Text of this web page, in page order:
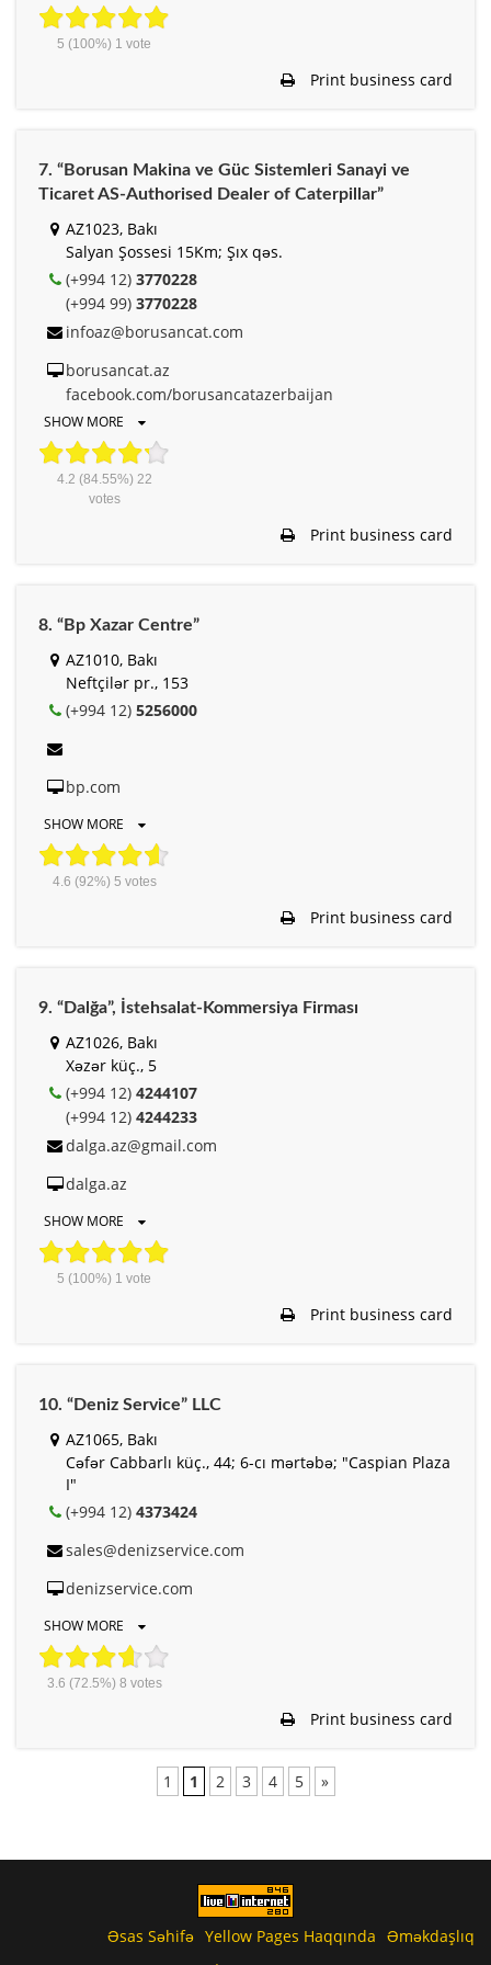
5 (100%) 1 vote
Print business card
7. “Borusan Makina ve Güc Sistemleri Sanayi ve
Ticaret AS-Authorised Dealer of Caterpillar”
AZ1023, Bakı
Salyan Şossesi 15Km; Şıx qəs.
(+994 12) 3770228
(+994 99) 3770228
infoaz@borusancat.com
borusancat.az
facebook.com/borusancatazerbaijan
SHOW MORE
4.2 (84.55%) 22
votes
Print business card
8. “Bp Xazar Centre”
AZ1010, Bakı
Neftçilər pr., 153
(+994 12) 5256000
bp.com
SHOW MORE
4.6 (92%) 5 votes
Print business card
9. “Dalğa”, İstehsalat-Kommersiya Firması
AZ1026, Bakı
Xəzər küç., 5
(+994 12) 4244107
(+994 12) 4244233
dalga.az@gmail.com
dalga.az
SHOW MORE
5 (100%) 1 vote
Print business card
10. “Deniz Service” LLC
AZ1065, Bakı
Cəfər Cabbarlı küç., 44; 6-cı mərtəbə; "Caspian Plaza
I"
(+994 12) 4373424
sales@denizservice.com
denizservice.com
SHOW MORE
3.6 (72.5%) 8 votes
Print business card
1 1 2 3 4 5 »
Əsas Səhifə Yellow Pages Haqqında Əməkdaşlıq